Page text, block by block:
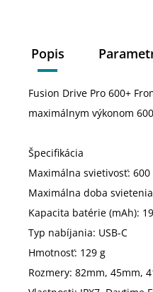
Popis
Fusion Drive Pro 600+
maximálnym výkonom
Špecifikácia
Maximálna svietivosť: 600
Maximálna doba
Kapacita batérie (mAh):
Typ nabíjania: USB-C
Hmotnosť: 129 g
Rozmery: 82mm, 45mm,